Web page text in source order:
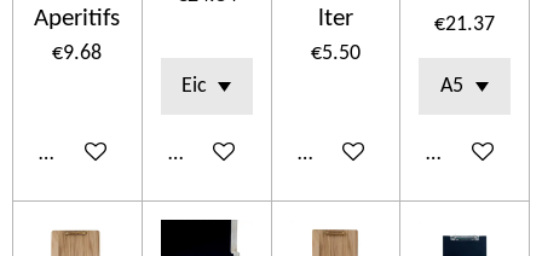
Aperitifs
€9.68
Add to cart Add to cart
lter
€5.50
Add to cart
€21.37
Add to cart